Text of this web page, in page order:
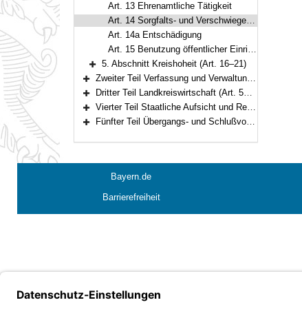
Art. 13 Ehrenamtliche Tätigkeit
Art. 14 Sorgfalts- und Verschwiegenheitspflicht
Art. 14a Entschädigung
Art. 15 Benutzung öffentlicher Einrichtungen; Tragung der Kreislasten
Bereich erweitern
5. Abschnitt Kreishoheit (Art. 16–21)
Bereich erweitern
Zweiter Teil Verfassung und Verwaltung des Landkreises (Art. 22–54)
Bereich erweitern
Dritter Teil Landkreiswirtschaft (Art. 55–93)
Bereich erweitern
Vierter Teil Staatliche Aufsicht und Rechtsmittel (Art. 94–104)
Fünfter Teil Übergangs- und Schlußvorschriften (Art. 105–108)
Bayern.de
Barrierefreiheit